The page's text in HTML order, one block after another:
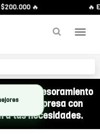
🔥 🔥
recibí asesoramiento
a tu empresa con
a tus necesidades.